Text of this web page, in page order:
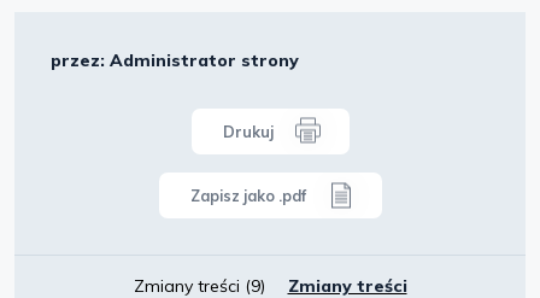
przez: Administrator strony
Drukuj
Zapisz jako .pdf
Zmiany treści (9) Zmiany treści